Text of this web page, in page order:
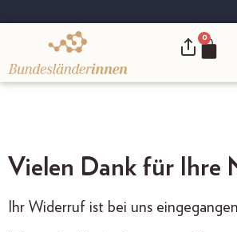
0
Vielen Dank für Ihre
Ihr Widerruf ist bei uns